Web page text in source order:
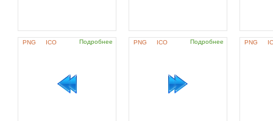
PNG ICO Подробнее PNG ICO Подробнее PNG